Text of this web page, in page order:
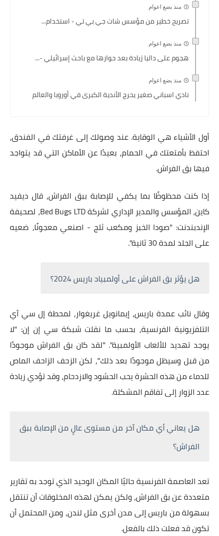
منذ بضع اعوام
تصريح خطير من مؤسس شات جي بي تي - استخدام...
منذ بضع اعوام
هجوم على داليا زيادة بعد حوارها مع باحث إسرائيلي -...
منذ بضع اعوام
نادي اسباني صغير يحرج الأندية الكبرى في أوروبا والعالم
أول الأشياء هي الوقاية. عند وصولك إلى غرفتك في الفندق،
احتفظ بأمتعتك في الحمام، بعيدًا عن الأماكن التي قد يتواجد
فيها بق الفراش.
إذا كنت محظوظًا بما يكفي للإصابة ببق الفراش، قال ديفيد
كاين، المؤسس والمدير الإداري لشركة Bed Bugs LTD، لصحيفة
الإندبندنت: "صودا الخبز ومكعب ثلج - اصنعي معجونًا، ضعيه
على الجلد لمدة 30 ثانية".
هل يؤثر بق الفراش على أولمبياد باريس 2024؟
وقال نائب عمدة باريس، إيمانويل غريغوار، لمحطة إل سي آي
التلفزيونية الفرنسية، بحسب ما نقلت شبكة سي إن إن: "لا
يوجد تهديد للألعاب الأولمبية". "لقد كان بق الفراش موجودًا
من قبل وسيظل موجودًا بعد ذلك"، لكن الزحف الزاحف الماص
للدماء من هذه الحشرة يحب الحشود والازدحام، وقد تؤدي زيادة
عدد الزوار إلى تفاقم المشكلة.
هل يعاني أي مكان آخر من مستوى عالٍ من الإصابة ببق
الفراش؟
تعد العاصمة الفرنسية حاليًا المكان الوحيد الذي توجد به تقارير
متعددة عن بق الفراش، ولكن يمكن لهذه المخلوقات أن تنتقل
بسهولة من باريس إلى مدن أخرى مثل لندن، ومن المحتمل أن
تكون قد فعلت ذلك بالفعل.